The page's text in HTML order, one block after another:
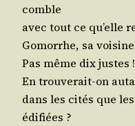
comble
avec tout ce qu’elle
Gomorrhe, sa
Pas même dix justes !
En trou­ve­rait-on
dans les cités que
édifiées ?